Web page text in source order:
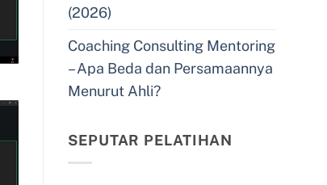
(2026)
Coaching Consulting Mentoring
– Apa Beda dan Persamaannya
Menurut Ahli?
SEPUTAR PELATIHAN